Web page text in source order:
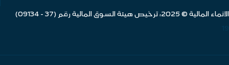
الانماء المالية © 2025، ترخيص هيئة السوق المالية رقم (37 - 09134)